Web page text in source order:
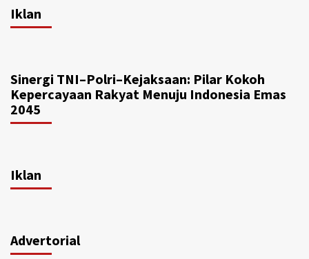
Iklan
Sinergi TNI–Polri–Kejaksaan: Pilar Kokoh
Kepercayaan Rakyat Menuju Indonesia Emas
2045
Iklan
Advertorial